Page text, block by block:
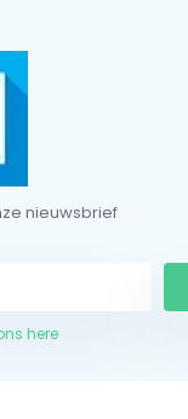
nieuwsbrief
here